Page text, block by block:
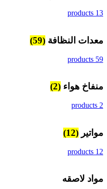
13 products
معدات النظافة (59)
59 products
منفاخ هواء (2)
2 products
مواتير (12)
12 products
مواد لاصقه